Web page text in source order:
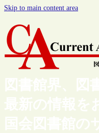
Skip to main content area
図書館界、図
最新の情報を
国会図書館の